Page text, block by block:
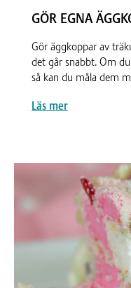
GÖR EGNA
Gör äggkoppar av
det går snabbt. Om
så kan du måla dem
Läs mer